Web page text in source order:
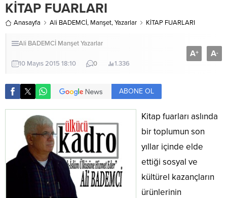
KİTAP FUARLARI
Anasayfa Ali BADEMCİ, Manşet,Yazarlar KİTAP FUARLARI
Ali BADEMCİ ManşetYazarlar
10 Mayıs 2015 18:10 0 1.336
A+ A-
ABONE OL
Kitap fuarları aslında
bir toplumun son
yıllar içinde elde
ettiği sosyal ve
kültürel kazançların
ürünlerinin